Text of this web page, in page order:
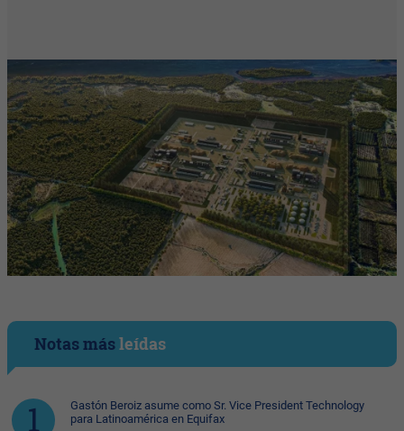
Notas másleídas
Gastón Beroiz asume como Sr. Vice President Technology
para Latinoamérica en Equifax